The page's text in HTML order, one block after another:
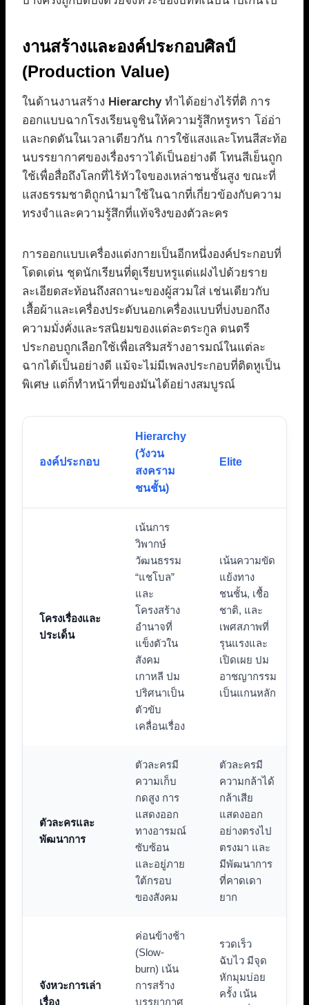
งานสร้างและองค์ประกอบศิลป์
(Production Value)
ในด้านงานสร้าง Hierarchyทำได้อย่างไร้ที่ติ การ
ออกแบบฉากโรงเรียนจูชินให้ความรู้สึกหรูหรา โอ่อ่า
และกดดันในเวลาเดียวกัน การใช้แสงและโทนสีสะท้อ
นบรรยากาศของเรื่องราวได้เป็นอย่างดี โทนสีเย็นถูก
ใช้เพื่อสื่อถึงโลกที่ไร้หัวใจของเหล่าชนชั้นสูง ขณะที่
แสงธรรมชาติถูกนำมาใช้ในฉากที่เกี่ยวข้องกับความ
ทรงจำและความรู้สึกที่แท้จริงของตัวละคร
การออกแบบเครื่องแต่งกายเป็นอีกหนึ่งองค์ประกอบที่
โดดเด่น ชุดนักเรียนที่ดูเรียบหรูแต่แฝงไปด้วยราย
ละเอียดสะท้อนถึงสถานะของผู้สวมใส่ เช่นเดียวกับ
เสื้อผ้าและเครื่องประดับนอกเครื่องแบบที่บ่งบอกถึง
ความมั่งคั่งและรสนิยมของแต่ละตระกูล ดนตรี
ประกอบถูกเลือกใช้เพื่อเสริมสร้างอารมณ์ในแต่ละ
ฉากได้เป็นอย่างดี แม้จะไม่มีเพลงประกอบที่ติดหูเป็น
พิเศษ แต่ก็ทำหน้าที่ของมันได้อย่างสมบูรณ์
องค์ประกอบ
Hierarchy
(วังวน
สงคราม
ชนชั้น)
Elite
โครงเรื่องและ
ประเด็น
เน้นการ
วิพากษ์
วัฒนธรรม
“แชโบล”
และ
โครงสร้าง
อำนาจที่
แข็งตัวใน
สังคม
เกาหลี ปม
ปริศนาเป็น
ตัวขับ
เคลื่อนเรื่อง
เน้นความขัด
แย้งทาง
ชนชั้น, เชื้อ
ชาติ, และ
เพศสภาพที่
รุนแรงและ
เปิดเผย ปม
อาชญากรรม
เป็นแกนหลัก
ตัวละครและ
พัฒนาการ
ตัวละครมี
ความเก็บ
กดสูง การ
แสดงออก
ทางอารมณ์
ซับซ้อน
และอยู่ภาย
ใต้กรอบ
ของสังคม
ตัวละครมี
ความกล้าได้
กล้าเสีย
แสดงออก
อย่างตรงไป
ตรงมา และ
มีพัฒนาการ
ที่คาดเดา
ยาก
จังหวะการเล่า
เรื่อง
ค่อนข้างช้า
(Slow-
burn) เน้น
การสร้าง
บรรยากาศ
รวดเร็ว
ฉับไว มีจุด
หักมุมบ่อย
ครั้ง เน้น